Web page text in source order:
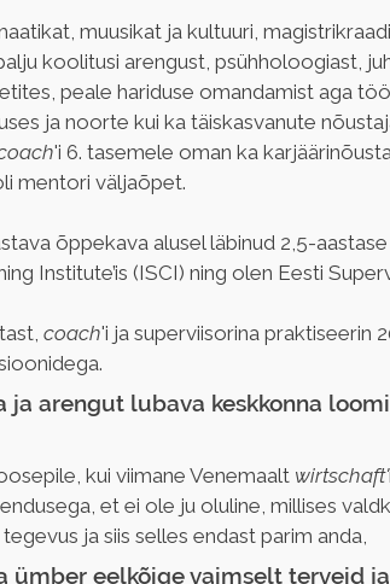
muusikat ja kultuuri,
koolitusi arengust, psühholoogiast,
peale hariduse omandamist aga
ja noorte kui ka täiskasvanute
'i 6. tasemele oman ka
mentori väljaõpet.
õppekava alusel läbinud 2,5-
Institute’is (ISCI) ning olen Eesti
coach'i ja superviisorina praktiseerin
ja arengut lubava keskkonna
kui viimane Venemaalt wirtschaft'
et ei ole ju oluline, millises
ja siis selles endast parim anda,
ümber eelkõige vaimselt terveid